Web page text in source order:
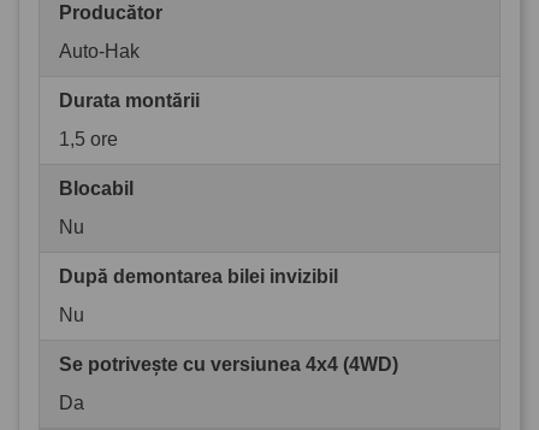
Producător
Auto-Hak
Durata montării
1,5 ore
Blocabil
Nu
După demontarea bilei invizibil
Nu
Se potrivește cu versiunea 4x4 (4WD)
Da